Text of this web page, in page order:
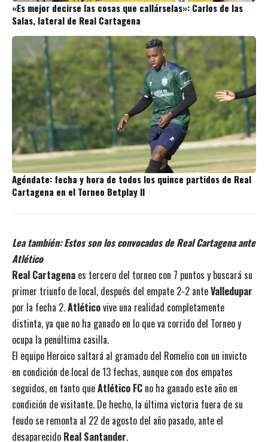
«Es mejor decirse las cosas que callárselas»: Carlos de las
Salas, lateral de Real Cartagena
Agéndate: fecha y hora de todos los quince partidos de Real
Cartagena en el Torneo Betplay II
Lea también:Estos son los convocados de Real Cartagena ante
Atlético
Real Cartagena es tercero del torneo con 7 puntos y buscará su
primer triunfo de local, después del empate 2-2 anteValledupar
por la fecha 2.Atléticovive una realidad completamente
distinta, ya que no ha ganado en lo que va corrido del Torneo y
ocupa la penúltima casilla.
El equipo Heroico saltará al gramado del Romelio con un invicto
en condición de local de 13 fechas, aunque con dos empates
seguidos, en tanto queAtlético FC no ha ganado este año en
condición de visitante. De hecho, la última victoria fuera de su
feudo se remonta al 22 de agosto del año pasado, ante el
desaparecido Real Santander.